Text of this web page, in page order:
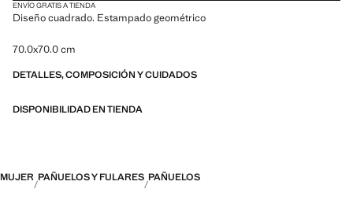
ENVÍO GRATIS A TIENDA
Diseño cuadrado. Estampado geométrico
70.0x70.0 cm
DETALLES, COMPOSICIÓN Y CUIDADOS
DISPONIBILIDAD EN TIENDA
MUJER PAÑUELOS Y FULARES PAÑUELOS